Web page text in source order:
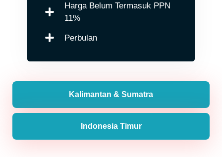
Kalimantan & Sumatra
Indonesia Timur
Harga Belum Termasuk PPN
11%
Perbulan